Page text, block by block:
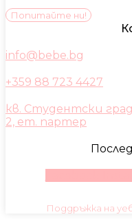
Попитайте ни!
info@bebe.bg
+359 88 723 4427
кв. Студентски
2, ет. партер
Поддръжка на